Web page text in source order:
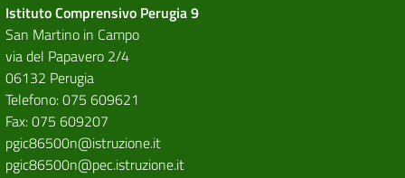
Istituto Comprensivo Perugia 9
San Martino in Campo
via del Papavero 2/4
06132 Perugia
Telefono: 075 609621
Fax: 075 609207
pgic86500n@istruzione.it
pgic86500n@pec.istruzione.it